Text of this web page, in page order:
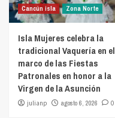
Cancún isla Zona Norte
Isla Mujeres celebra la
tradicional Vaquería en el
marco de las Fiestas
Patronales en honor a la
Virgen de la Asunción
julianp agosto 6, 2026 0